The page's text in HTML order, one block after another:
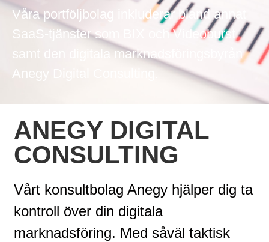
Våra portföljbolag inkluderar bland annat
SaaS-tjänster som BIX och Videoburst
samt den digitala marknadsföringsbyrån
Anegy Digital Consulting.
ANEGY DIGITAL
CONSULTING
Vårt konsultbolag Anegy hjälper dig ta
kontroll över din digitala
marknadsföring. Med såväl taktisk